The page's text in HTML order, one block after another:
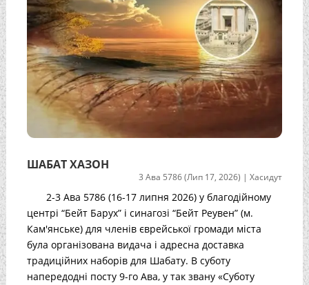
ШАБАТ ХАЗОН
3 Ава 5786 (Лип 17, 2026) |Хасидут
2-3 Ава 5786 (16-17 липня 2026) у благодійному
центрі “Бейт Барух” і синагозі “Бейт Реувен” (м.
Кам'янське) для членів єврейської громади міста
була організована видача і адресна доставка
традиційних наборів для Шабату. В суботу
напередодні посту 9-го Ава, у так звану «Суботу